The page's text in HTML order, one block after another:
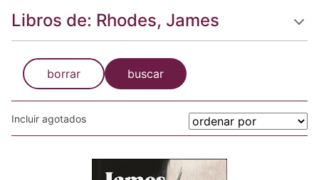
Libros de: Rhodes, James
borrar buscar
Incluir agotados